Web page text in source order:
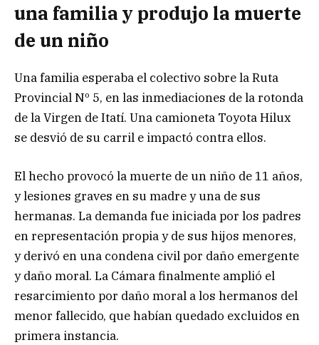
una familia y produjo la muerte
de un niño
Una familia esperaba el colectivo sobre la Ruta
Provincial Nº 5, en las inmediaciones de la rotonda
de la Virgen de Itatí. Una camioneta Toyota Hilux
se desvió de su carril e impactó contra ellos.
El hecho provocó la muerte de un niño de 11 años,
y lesiones graves en su madre y una de sus
hermanas. La demanda fue iniciada por los padres
en representación propia y de sus hijos menores,
y derivó en una condena civil por daño emergente
y daño moral. La Cámara finalmente amplió el
resarcimiento por daño moral a los hermanos del
menor fallecido, que habían quedado excluidos en
primera instancia.